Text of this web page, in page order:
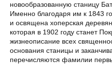
новообразованную станицу
Именно благодаря им к 1843
и освящена хоперская
которая в 1902 году станет
жизнеописание всех
основания станицы и
перечисляются фамилии